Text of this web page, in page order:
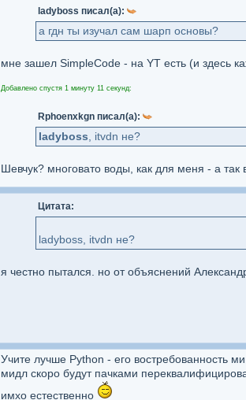
ladyboss писал(а):
а гдн ты изучал сам шарп основы?
мне зашел SimpleCode - на YT есть (и здесь
Добавлено спустя 1 минуту 11 секунд:
Rphoenxkgn писал(а):
ladyboss , itvdn не?
Шевчук? многовато воды, как для меня - а так
Цитата:
ladyboss, itvdn не?
я честно пытался. но от объяснений
Учите лучше Python - его востребованность
мидл скоро будут пачками
имхо естественно